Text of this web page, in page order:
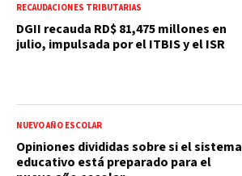
RECAUDACIONES TRIBUTARIAS
DGII recauda RD$ 81,475 millones en
julio, impulsada por el ITBIS y el ISR
NUEVO AÑO ESCOLAR
Opiniones divididas sobre si el sistema
educativo está preparado para el